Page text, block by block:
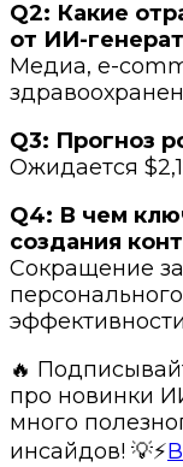
Q2: Какие
от ИИ-
Медиа, e-
Q3: Прогноз
Ожидается
Q4: В чем
создания
Сокращение
🔥
про новинки
много
инсайдов! 💡⚡️